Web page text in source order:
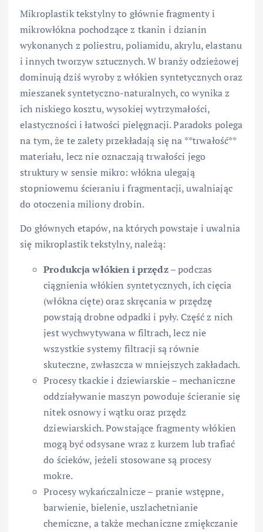
Mikroplastik tekstylny to głównie fragmenty i
mikrowłókna pochodzące z tkanin i dzianin
wykonanych z poliestru, poliamidu, akrylu, elastanu
i innych tworzyw sztucznych. W branży odzieżowej
dominują dziś wyroby z włókien syntetycznych oraz
mieszanek syntetyczno-naturalnych, co wynika z
ich niskiego kosztu, wysokiej wytrzymałości,
elastyczności i łatwości pielęgnacji. Paradoks polega
na tym, że te zalety przekładają się na **trwałość**
materiału, lecz nie oznaczają trwałości jego
struktury w sensie mikro: włókna ulegają
stopniowemu ścieraniu i fragmentacji, uwalniając
do otoczenia miliony drobin.
Do głównych etapów, na których powstaje i uwalnia
się mikroplastik tekstylny, należą:
Produkcja włókien i przędz– podczas
ciągnienia włókien syntetycznych, ich cięcia
(włókna cięte) oraz skręcania w przędzę
powstają drobne odpadki i pyły. Część z nich
jest wychwytywana w filtrach, lecz nie
wszystkie systemy filtracji są równie
skuteczne, zwłaszcza w mniejszych zakładach.
Procesy tkackie i dziewiarskie – mechaniczne
oddziaływanie maszyn powoduje ścieranie się
nitek osnowy i wątku oraz przędz
dziewiarskich. Powstające fragmenty włókien
mogą być odsysane wraz z kurzem lub trafiać
do ścieków, jeżeli stosowane są procesy
mokre.
Procesy wykańczalnicze – pranie wstępne,
barwienie, bielenie, uszlachetnianie
chemiczne, a także mechaniczne zmiękczanie